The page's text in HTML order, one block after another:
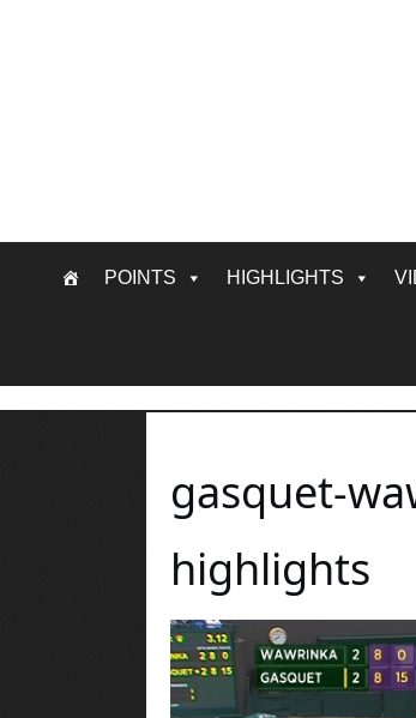
POINTS HIGHLIGHTS
gasquet-
highlights